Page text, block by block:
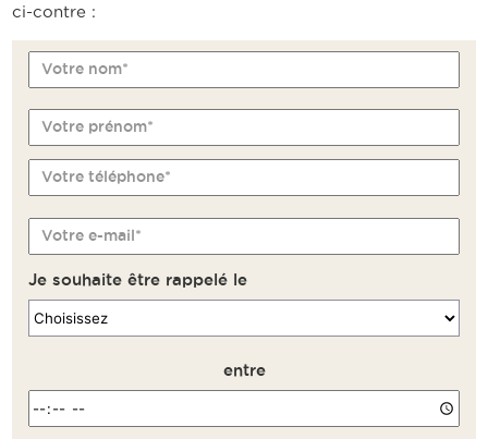
ci-contre :
Votre nom*
Votre prénom*
Votre téléphone*
Votre e-mail*
Je souhaite être rappelé le
entre